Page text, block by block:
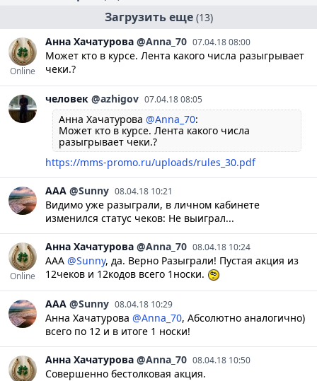
Загрузить еще (13)
Online
Анна Хачатурова @Anna_70 07.04.18 08:00
Может кто в курсе. Лента какого числа разыгрывает
чеки.?
человек @azhigov 07.04.18 08:05
Анна Хачатурова @Anna_70:
Может кто в курсе. Лента какого числа
разыгрывает чеки.?
https://mms-promo.ru/uploads/rules_30.pdf
ААА @Sunny 08.04.18 10:21
Видимо уже разыграли, в личном кабинете
изменился статус чеков: Не выиграл...
Online
Анна Хачатурова @Anna_70 08.04.18 10:24
ААА @Sunny, да. Верно Разыграли! Пустая акция из
12чеков и 12кодов всего 1носки.
ААА @Sunny 08.04.18 10:29
Анна Хачатурова @Anna_70, Абсолютно аналогично)
всего по 12 и в итоге 1 носки!
Анна Хачатурова @Anna_70 08.04.18 10:50
Совершенно бестолковая акция.